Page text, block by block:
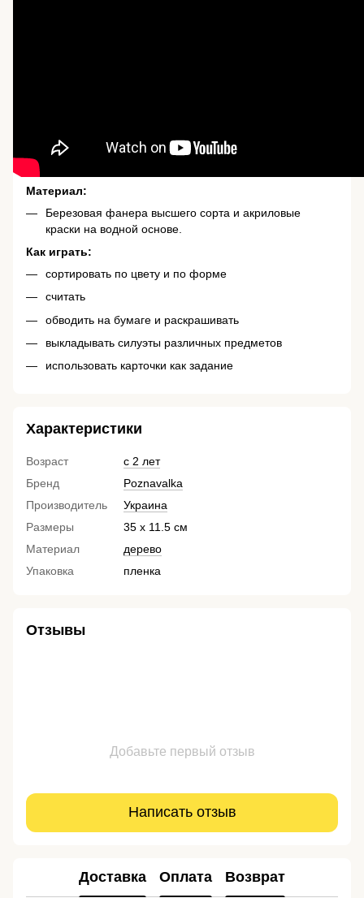
Материал:
Березовая фанера высшего сорта и акриловые
краски на водной основе.
Как играть:
сортировать по цвету и по форме
считать
обводить на бумаге и раскрашивать
выкладывать силуэты различных предметов
использовать карточки как задание
Характеристики
Возраст
с 2 лет
Бренд
Poznavalka
Производитель
Украина
Размеры
35 х 11.5 см
Материал
дерево
Упаковка
пленка
Отзывы
Добавьте первый отзыв
Написать отзыв
Доставка Оплата Возврат